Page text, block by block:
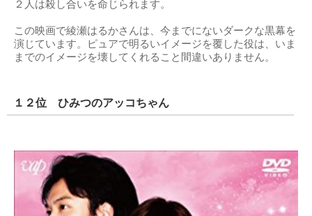
２人は殺し合いを命じられます。
この映画で綾瀬はるかさんは、今までにないダークな黒幕を
演じています。ピュアで明るいイメージを覆した役は、いま
までのイメージを壊してくれること間違いありません。
１２位 ひみつのアッコちゃん